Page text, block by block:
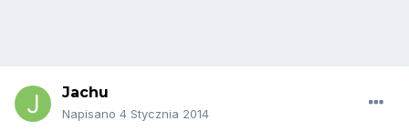
Jachu
Napisano 4 Stycznia 2014